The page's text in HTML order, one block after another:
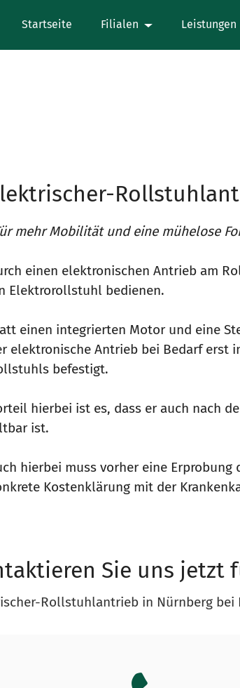
Startseite Filialen Leistungen
mehr Mobilität und eine mühelose
einen elektronischen Antrieb am
Elektrorollstuhl bedienen.
einen integrierten Motor und eine
elektronische Antrieb bei Bedarf erst
befestigt.
hierbei ist es, dass er auch nach
ist.
hierbei muss vorher eine
Kostenklärung mit der
Sie uns jetzt
Rollstuhlantrieb in Nürnberg